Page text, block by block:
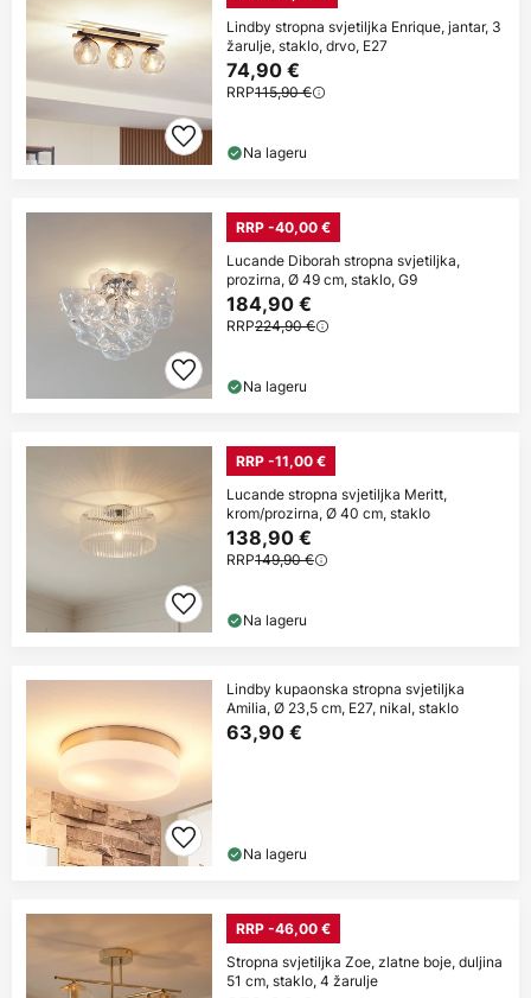
Lindby stropna svjetiljka Enrique, jantar, 3
žarulje, staklo, drvo, E27
74,90 €
RRP115,90 €
Na lageru
RRP -40,00 €
Lucande Diborah stropna svjetiljka,
prozirna, Ø 49 cm, staklo, G9
184,90 €
RRP224,90 €
Na lageru
RRP -11,00 €
Lucande stropna svjetiljka Meritt,
krom/prozirna, Ø 40 cm, staklo
138,90 €
RRP149,90 €
Na lageru
Lindby kupaonska stropna svjetiljka
Amilia, Ø 23,5 cm, E27, nikal, staklo
63,90 €
Na lageru
RRP -46,00 €
Stropna svjetiljka Zoe, zlatne boje, duljina
51 cm, staklo, 4 žarulje